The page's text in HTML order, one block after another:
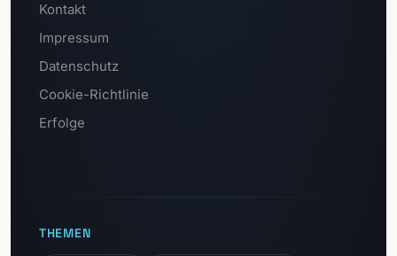
Kontakt
Impressum
Datenschutz
Cookie-Richtlinie
Erfolge
THEMEN